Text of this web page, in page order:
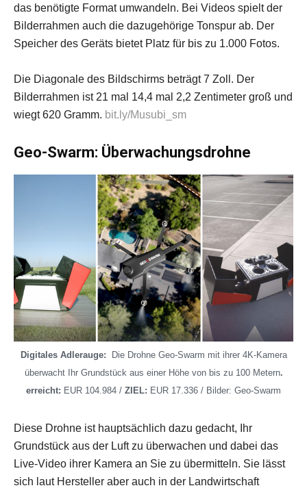
das benötigte Format umwandeln. Bei Videos spielt der
Bilderrahmen auch die dazugehörige Tonspur ab. Der
Speicher des Geräts bietet Platz für bis zu 1.000 Fotos.
Die Diagonale des Bildschirms beträgt 7 Zoll. Der
Bilderrahmen ist 21 mal 14,4 mal 2,2 Zentimeter groß und
wiegt 620 Gramm. bit.ly/Musubi_sm
Geo-Swarm: Überwachungsdrohne
Digitales Adlerauge:
Die Drohne Geo-Swarm mit ihrer 4K-Kamera
überwacht Ihr Grundstück aus einer Höhe von bis zu 100 Metern.
erreicht: EUR 104.984 / ZIEL: EUR 17.336 / Bilder: Geo-Swarm
Diese Drohne ist hauptsächlich dazu gedacht, Ihr
Grundstück aus der Luft zu überwachen und dabei das
Live-Video ihrer Kamera an Sie zu übermitteln. Sie lässt
sich laut Hersteller aber auch in der Landwirtschaft